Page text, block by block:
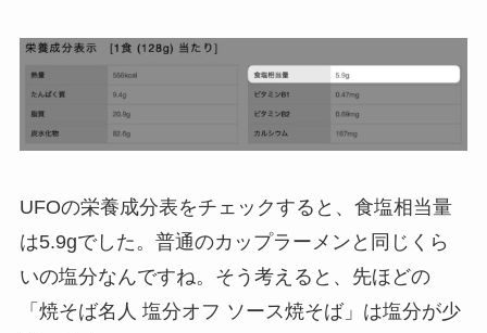
UFOの栄養成分表をチェックすると、食塩相当量
は5.9gでした。普通のカップラーメンと同じくら
いの塩分なんですね。そう考えると、先ほどの
「焼そば名人 塩分オフ ソース焼そば」は塩分が少